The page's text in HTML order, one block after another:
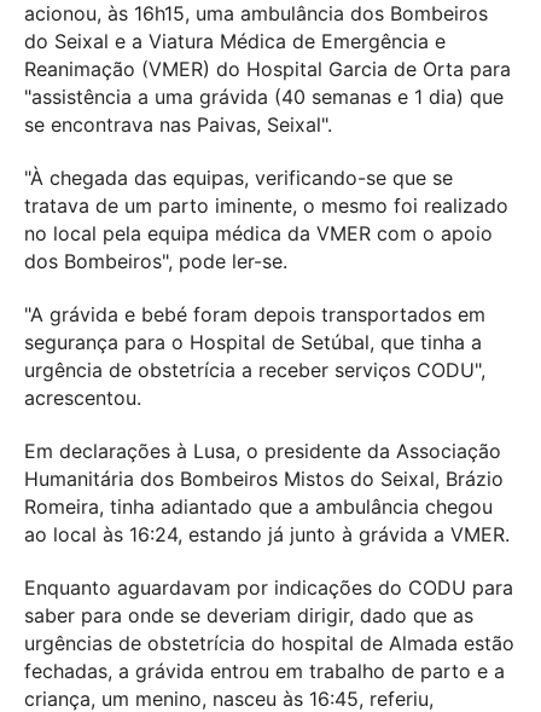
acionou, às 16h15, uma ambulância dos Bombeiros
do Seixal e a Viatura Médica de Emergência e
Reanimação (VMER) do Hospital Garcia de Orta para
"assistência a uma grávida (40 semanas e 1 dia) que
se encontrava nas Paivas, Seixal".
"À chegada das equipas, verificando-se que se
tratava de um parto iminente, o mesmo foi realizado
no local pela equipa médica da VMER com o apoio
dos Bombeiros", pode ler-se.
"A grávida e bebé foram depois transportados em
segurança para o Hospital de Setúbal, que tinha a
urgência de obstetrícia a receber serviços CODU",
acrescentou.
Em declarações à Lusa, o presidente da Associação
Humanitária dos Bombeiros Mistos do Seixal, Brázio
Romeira, tinha adiantado que a ambulância chegou
ao local às 16:24, estando já junto à grávida a VMER.
Enquanto aguardavam por indicações do CODU para
saber para onde se deveriam dirigir, dado que as
urgências de obstetrícia do hospital de Almada estão
fechadas, a grávida entrou em trabalho de parto e a
criança, um menino, nasceu às 16:45, referiu,